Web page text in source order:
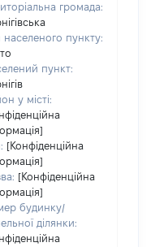
громада:
населеного пункту:
пункт:
у місті:
[Конфіденційна
[Конфіденційна
будинку/
ділянки: